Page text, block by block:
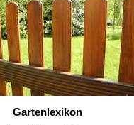
Gartenlexikon